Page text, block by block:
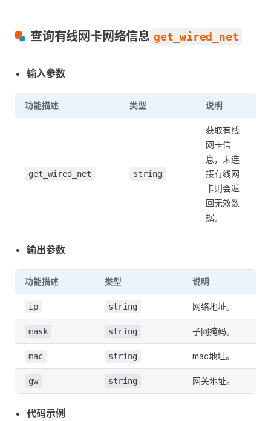
查询有线网卡网络信息 get_wired_net
输入参数
功能描述 类型 说明
get_wired_net string
获取有线
网卡信
息，未连
接有线网
卡则会返
回无效数
据。
输出参数
功能描述 类型 说明
ip string 网络地址。
mask string 子网掩码。
mac string mac地址。
gw string 网关地址。
代码示例